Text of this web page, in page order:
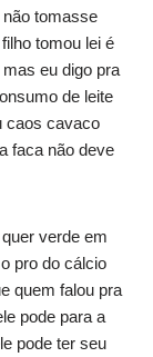
tomasse
tomou lei é
eu digo pra
de leite
caos cavaco
faca não deve
verde em
pro do cálcio
quem falou pra
pode para a
pode ter seu